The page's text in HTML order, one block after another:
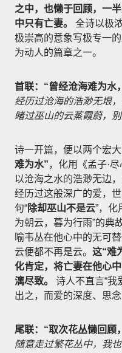
之中，也懒于回顾，一
中只有亡妻。
全诗以极
极崇高的意象写极专一
为动人的篇章之一。
首联：“曾经沧海难为水
经历过沧海的浩渺无垠
睹过巫山的云蒸霞蔚，
诗一开篇，便以两个宏
难为水”，化用《孟子·尽
以沧海之水的浩渺无边
经历过这般深广的爱，
句“除却巫山不是云”，化
为朝云，暮为行雨”的典
喻韦丛在他心中的无可
云便都不再是云。 这“难
化肯定，将亡妻在他心
漓尽致。
诗人不直言“我
出之，而爱的深度、思
尾联：“取次花丛懒回顾
随意走过繁花丛中，我